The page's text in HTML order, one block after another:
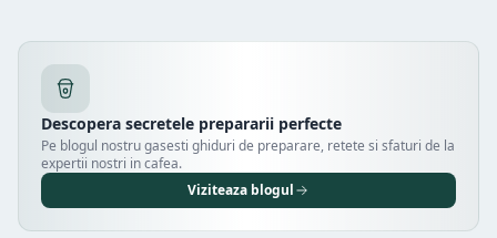
Descopera secretele prepararii perfecte
Pe blogul nostru gasesti ghiduri de preparare, retete si sfaturi de la
expertii nostri in cafea.
Viziteaza blogul